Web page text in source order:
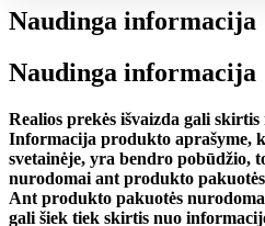
Naudinga informacija
Naudinga informacija
Realios prekės išvaizda gali
Informacija produkto aprašyme,
svetainėje, yra bendro pobūdžio,
nurodomai ant produkto
Ant produkto pakuotės
gali šiek tiek skirtis nuo